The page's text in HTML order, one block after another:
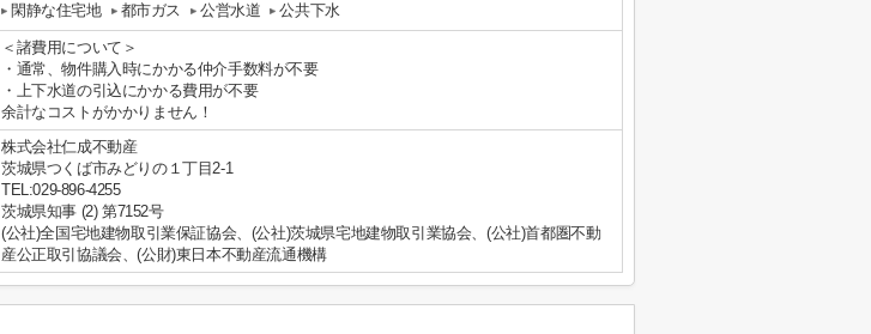
閑静な住宅地 都市ガス 公営水道 公共下水
＜諸費用について＞
・通常、物件購入時にかかる仲介手数料が不要
・上下水道の引込にかかる費用が不要
余計なコストがかかりません！
株式会社仁成不動産
茨城県つくば市みどりの１丁目2-1
TEL:029-896-4255
茨城県知事 (2) 第7152号
(公社)全国宅地建物取引業保証協会、(公社)茨城県宅地建物取引業協会、(公社)首都圏不動
産公正取引協議会、(公財)東日本不動産流通機構